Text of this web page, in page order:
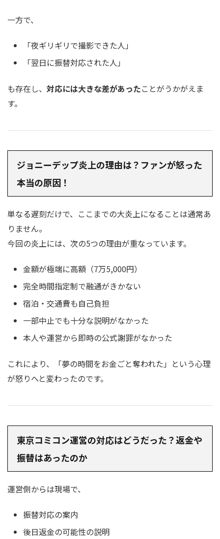
一方で、
「夜ギリギリで撮影できた人」
「翌日に振替対応された人」
も存在し、 対応には大きな差があったことがうかがえま
す。
ジョニーデップ炎上の理由は？ファンが怒った
本当の原因！
単なる遅刻だけで、ここまでの大炎上になることは通常あ
りません。
今回の炎上には、次の5つの理由が重なっています。
金額が極端に高額（7万5,000円）
完全時間指定制で融通がきかない
宿泊・交通費も自己負担
一部中止でも十分な説明がなかった
本人や運営から即時の公式謝罪がなかった
これにより、「夢の時間をお金ごと奪われた」という心理
が怒りへと変わったのです。
東京コミコン運営の対応はどうだった？返金や
振替はあったのか
運営側からは現場で、
振替対応の案内
後日返金の可能性の説明